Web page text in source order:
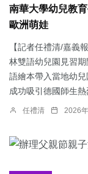
南華大學幼兒教
歐洲萌娃
【記者任禮清/嘉義
林雙語幼兒園見習
語繪本帶入當地幼
成功吸引德國師生熱
任禮清 2026